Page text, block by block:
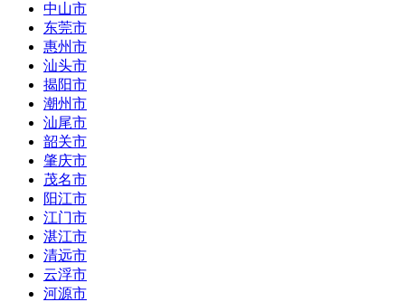
中山市
东莞市
惠州市
汕头市
揭阳市
潮州市
汕尾市
韶关市
肇庆市
茂名市
阳江市
江门市
湛江市
清远市
云浮市
河源市